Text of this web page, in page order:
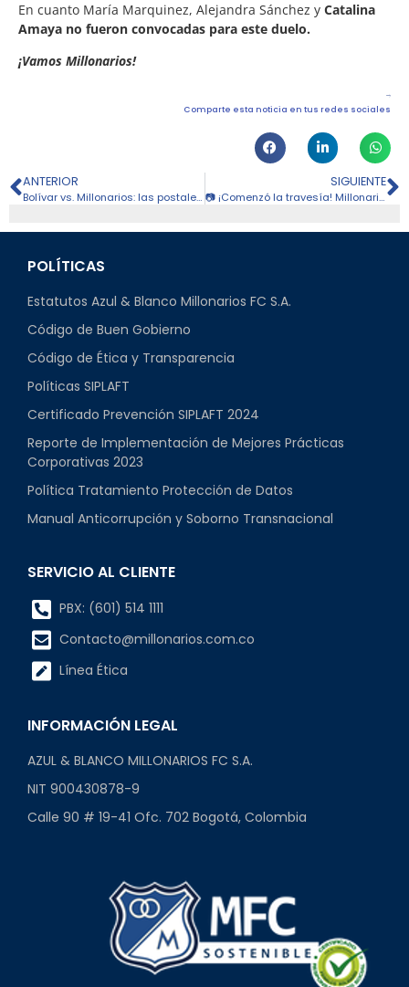
En cuanto María Marquinez, Alejandra Sánchez y Catalina
Amaya no fueron convocadas para este duelo.
¡Vamos Millonarios!
Comparte esta noticia en tus redes sociales
ANTERIOR
Bolívar vs. Millonarios: las postales del juego en La Paz
SIGUIENTE
📷 ¡Comenzó la travesía! Millonarios llegó a Cali
POLÍTICAS
Estatutos Azul & Blanco Millonarios FC S.A.
Código de Buen Gobierno
Código de Ética y Transparencia
Políticas SIPLAFT
Certificado Prevención SIPLAFT 2024
Reporte de Implementación de Mejores Prácticas
Corporativas 2023
Política Tratamiento Protección de Datos
Manual Anticorrupción y Soborno Transnacional
SERVICIO AL CLIENTE
PBX: (601) 514 1111
Contacto@millonarios.com.co
Línea Ética
INFORMACIÓN LEGAL
AZUL & BLANCO MILLONARIOS FC S.A.
NIT 900430878-9
Calle 90 # 19-41 Ofc. 702 Bogotá, Colombia